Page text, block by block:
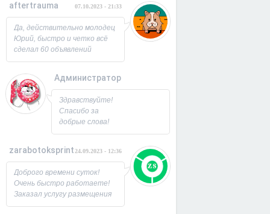
С Уважением,
aftertrauma 07.10.2023 - 21:33
Да, действительно молодец
Юрий, быстро и четко всё
сделал 60 объявлений
разместил, всё работает,
страницы выросла в 2 раза
спасибо! Буду ещё
заказывать, советую!
Администратор
26.09.2023 - 07:33
Здравствуйте!
Спасибо за
добрые слова!
Всегда рад
пользователям.
просим!
Заходите ещё. С
Уважением,
Юрий!
zarabotoksprint 24.09.2023 - 12:36
Доброго времени суток!
Очень быстро работаете!
Заказал услугу размещения
объявления на 60 досок, за